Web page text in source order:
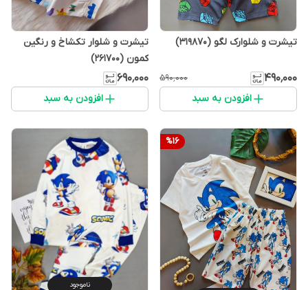
تیشرت و شلوارک لگو (319870)
۴۹۰٬۰۰۰ ۵۹۰٬۰۰۰
افزودن به سبد
تیشرت و شلوار تکشاخ و رنگین
کمون (261700)
۶۹۰٬۰۰۰
افزودن به سبد
%16
ناموجود